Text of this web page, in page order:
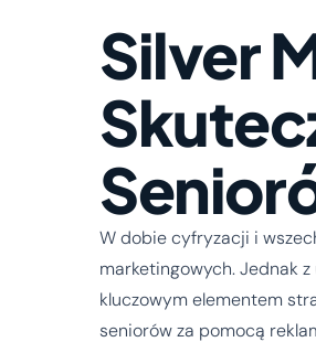
Silver
W dobie cyfryzacji i
marketingowych. Jednak
kluczowym elementem
seniorów za pomocą